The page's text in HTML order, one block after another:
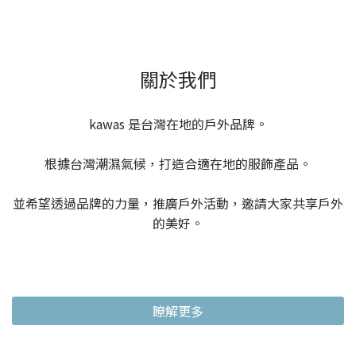
關於我們
kawas 是台灣在地的戶外品牌。
根據台灣潮濕氣候，打造合適在地的服飾產品。
並希望透過品牌的力量，推廣戶外活動，邀請大家共享戶外
的美好。
瞭解更多